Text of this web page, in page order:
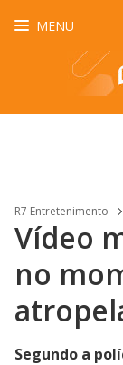
MENU
R7 Entretenimento
Vídeo
no
Segundo a